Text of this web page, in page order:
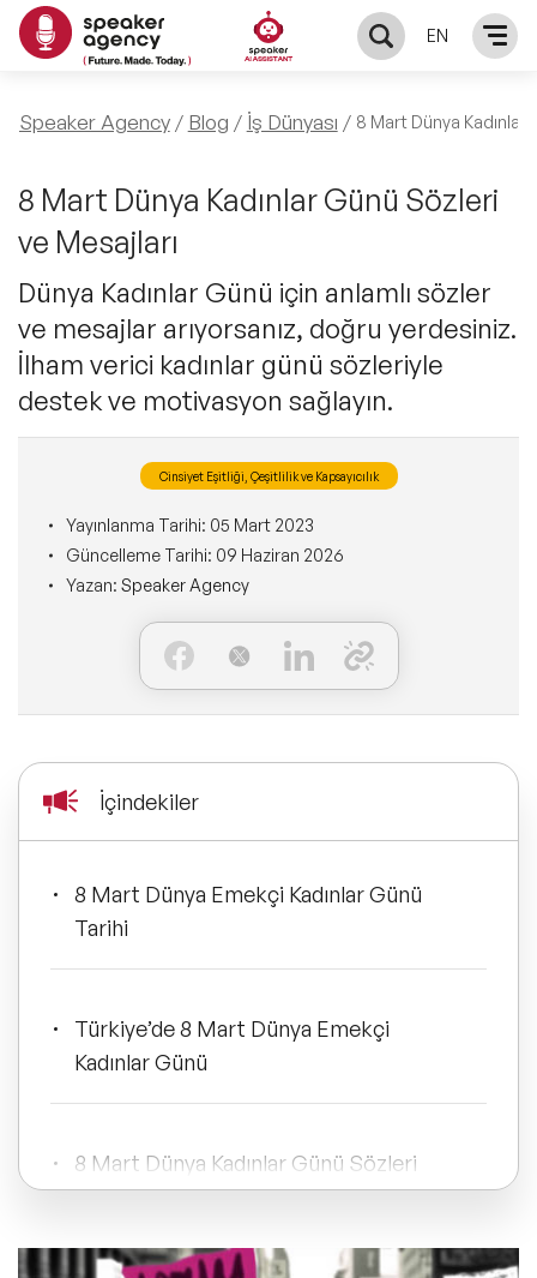
EN
KONUŞMACILAR
Yerel Konuşmacılar
Global Konuşmacılar
Exclusive Konuşmacılar
Tüm Konuşmacılar
KONULAR
Öne Çıkan Konular
Exclusive Konuşmacılarımız
Ünlü Konuşmacılar
İlham Veren Konuşmacılar
İlham Veren Kadın Konuşmacılar
Kişisel Dönüşüm Konuşmacıları
Sürdürülebilirlik Konuşmacıları
Dijital Dönüşüm Konuşmacıları
Mindfulness Konuşmacıları
Cinsiyet Eşitliği, Çeşitlilik
Trend Konular
ÇÖZÜMLER
Keynote & Konuşma
Master Class Workshop
Akış Sunumu & Moderasyon
Deneyim Odaklı Çözümler
Konuşmacı Özel Çözümleri
Tüm Çözümler
INFLUENCER
HAKKIMIZDA
Biz Kimiz?
Ne Sunarız?
Ne Yaparız?
Kim İçin Yaparız?
Ekibimiz
Referanslarımız
İLETİŞİM
Speaker Agency Blog İş Dünyası 8 Mart Dünya Kadınlar
8 Mart Dünya Kadınlar Günü Sözleri
ve Mesajları
Dünya Kadınlar Günü için anlamlı sözler
ve mesajlar arıyorsanız, doğru yerdesiniz.
İlham verici kadınlar günü sözleriyle
destek ve motivasyon sağlayın.
Cinsiyet Eşitliği, Çeşitlilik ve Kapsayıcılık
Yayınlanma Tarihi: 05 Mart 2023
Güncelleme Tarihi: 09 Haziran 2026
Yazan: Speaker Agency
İçindekiler
8 Mart Dünya Emekçi Kadınlar Günü
Tarihi
Türkiye’de 8 Mart Dünya Emekçi
Kadınlar Günü
8 Mart Dünya Kadınlar Günü Sözleri
8 Mart Dünya Kadınlar Günü Hakkında